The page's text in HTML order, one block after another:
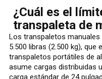
¿Cuál es el
transpaleta de
Los transpaletos
5.500 libras (2.500 kg), que
transpaletos portátiles de
asume cargas distribuidas
carga estándar de 24